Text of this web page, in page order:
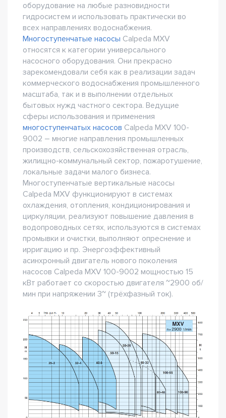
оборудование на любые разновидности
гидросистем и использовать практически во
всех направлениях водоснабжения.
Многоступенчатые насосы Сalpeda MXV
относятся к категории универсального
насосного оборудования. Они прекрасно
зарекомендовали себя как в реализации задач
коммерческого водоснабжения промышленного
масштаба, так и в выполнении отдельных
бытовых нужд частного сектора. Ведущие
сферы использования и применения
многоступенчатых насосов Сalpeda MXV 100-
9002 – многие направления промышленных
производств, сельскохозяйственная отрасль,
жилищно-коммунальный сектор, пожаротушение,
локальные задачи малого бизнеса.
Многоступенчатые вертикальные насосы
Сalpeda MXV функционируют в системах
охлаждения, отопления, кондиционирования и
циркуляции, реализуют повышение давления в
водопроводных сетях, используются в системах
промывки и очистки, выполняют опреснение и
ирригацию и пр. Энергоэффективный
асинхронный двигатель нового поколения
насосов Сalpeda MXV 100-9002 мощностью 15
кВт работает со скоростью двигателя ~2900 об/
мин при напряжении 3~ (трёхфазный ток).